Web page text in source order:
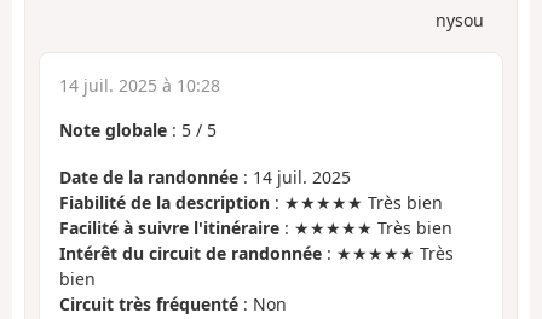
nysou
14 juil. 2025 à 10:28
Note globale : 5 / 5
Date de la randonnée : 14 juil. 2025
Fiabilité de la description : ★★★★★ Très bien
Facilité à suivre l'itinéraire : ★★★★★ Très bien
Intérêt du circuit de randonnée : ★★★★★ Très
bien
Circuit très fréquenté : Non